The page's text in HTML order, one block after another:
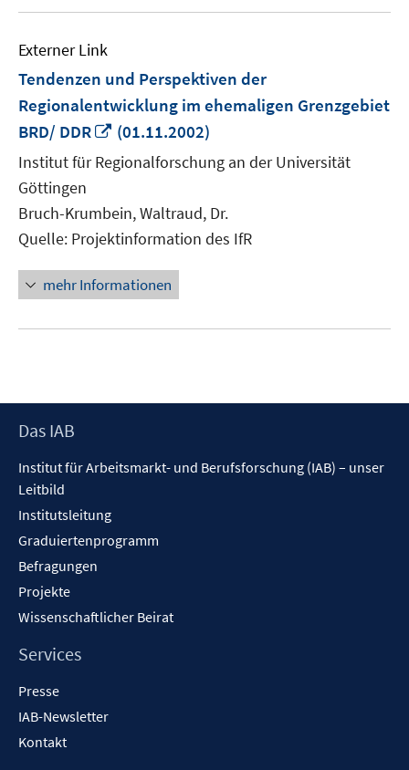
Externer Link
Tendenzen und Perspektiven der
Regionalentwicklung im ehemaligen Grenzgebiet
BRD/ DDR
In
neuem
Fenster
(01.11.2002)
Institut für Regionalforschung an der Universität
Göttingen
Bruch-Krumbein, Waltraud, Dr.
Quelle: Projektinformation des IfR
mehr Informationen
Footer
Das IAB
Institut für Arbeitsmarkt- und Berufsforschung (IAB) – unser
Leitbild
Institutsleitung
Graduiertenprogramm
Befragungen
Projekte
Wissenschaftlicher Beirat
Services
Presse
IAB-Newsletter
Kontakt